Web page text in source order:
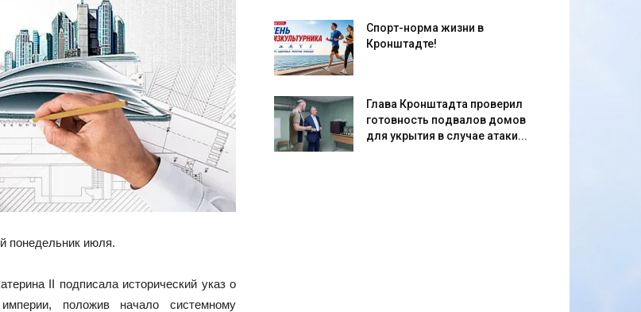
понедельник июля.
II подписала исторический указ о
положив начало системному
Спорт-норма жизни в
Кронштадте!
Глава Кронштадта проверил
готовность подвалов домов
для укрытия в случае атаки...